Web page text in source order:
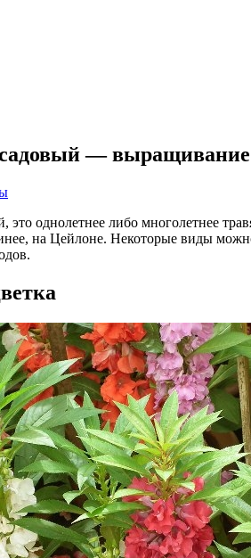
— выращивание
это однолетнее либо многолетнее
на Цейлоне. Некоторые виды